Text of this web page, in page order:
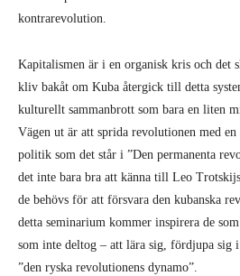
kontrarevolution.
Kapitalismen är i en organisk kris och det
kliv bakåt om Kuba återgick till detta
kulturellt sammanbrott som bara en liten
Vägen ut är att sprida revolutionen med
politik som det står i ”Den permanenta
det inte bara bra att känna till Leo
de behövs för att försvara den kubanska
detta seminarium kommer inspirera de
som inte deltog – att lära sig, fördjupa sig
”den ryska revolutionens dynamo”.